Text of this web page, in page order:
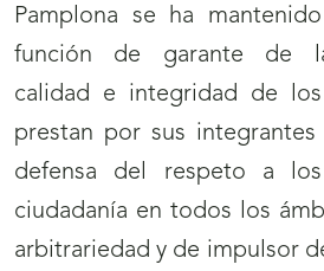
Pamplona se ha
función de garante de
calidad e integridad de
prestan por sus
defensa del respeto a
ciudadanía en todos los
arbitrariedad y de impulsor